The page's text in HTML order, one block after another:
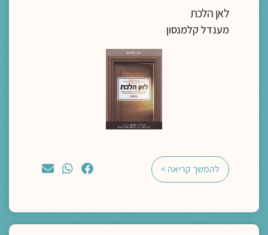
לאן הלכת
מענדל קלמנסון
להמשך קריאה >